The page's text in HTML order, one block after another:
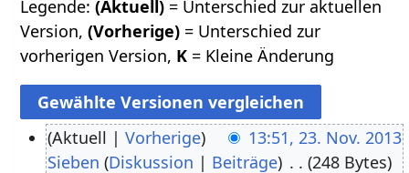
Legende:(Aktuell) = Unterschied zur aktuellen
Version,(Vorherige) = Unterschied zur
vorherigen Version, K = Kleine Änderung
Aktuell Vorherige
13:51, 23. Nov. 2013
Sieben Diskussion Beiträge
248 Bytes